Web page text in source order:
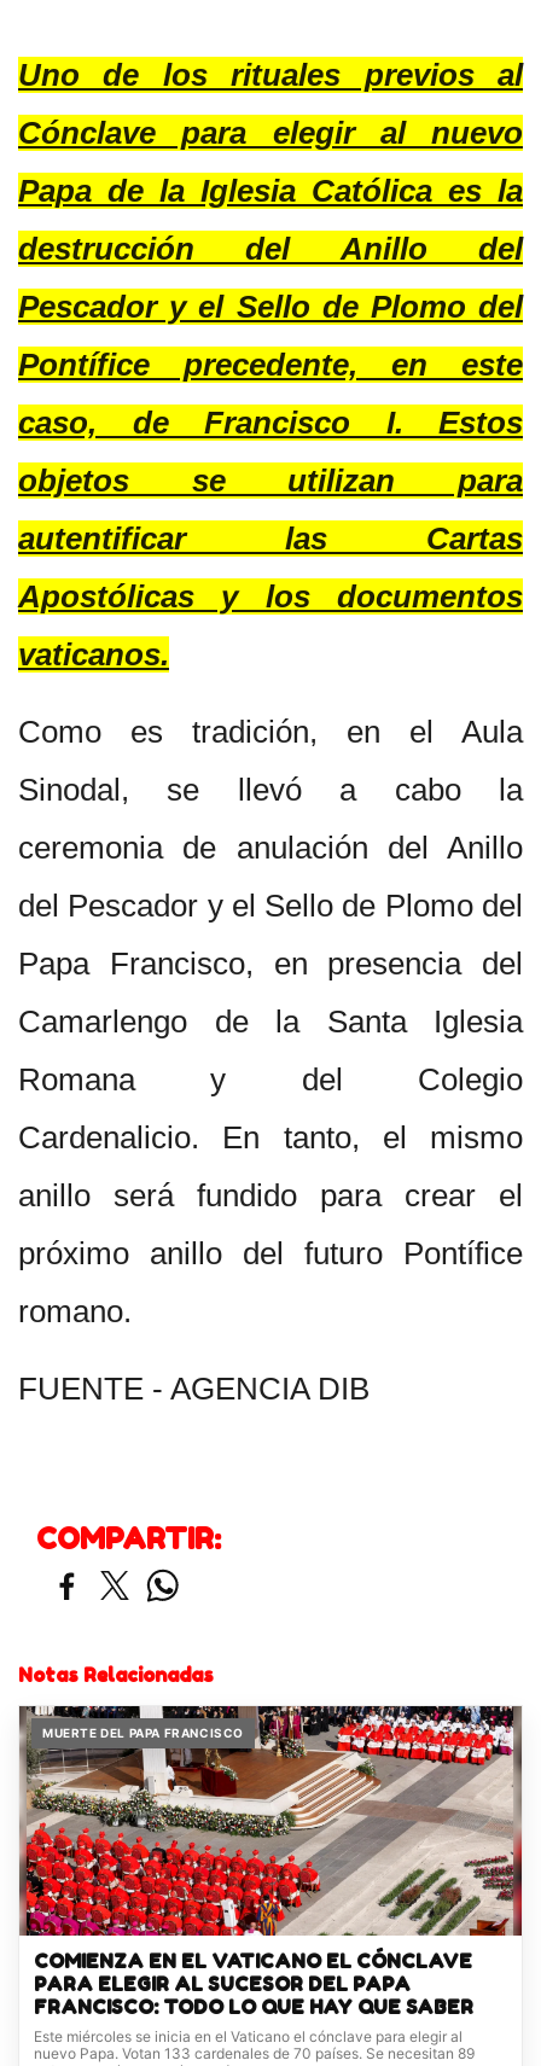
Uno de los rituales previos al
Cónclave para elegir al nuevo
Papa de la Iglesia Católica es la
destrucción del Anillo del
Pescador y el Sello de Plomo del
Pontífice precedente, en este
caso, de Francisco I. Estos
objetos se utilizan para
autentificar las Cartas
Apostólicas y los documentos
vaticanos.
Como es tradición, en el Aula
Sinodal, se llevó a cabo la
ceremonia de anulación del Anillo
del Pescador y el Sello de Plomo del
Papa Francisco, en presencia del
Camarlengo de la Santa Iglesia
Romana y del Colegio
Cardenalicio. En tanto, el mismo
anillo será fundido para crear el
próximo anillo del futuro Pontífice
romano.
FUENTE - AGENCIA DIB
COMPARTIR:
Notas Relacionadas
MUERTE DEL PAPA FRANCISCO
COMIENZA EN EL VATICANO EL CÓNCLAVE
PARA ELEGIR AL SUCESOR DEL PAPA
FRANCISCO: TODO LO QUE HAY QUE SABER
Este miércoles se inicia en el Vaticano el cónclave para elegir al
nuevo Papa. Votan 133 cardenales de 70 países. Se necesitan 89